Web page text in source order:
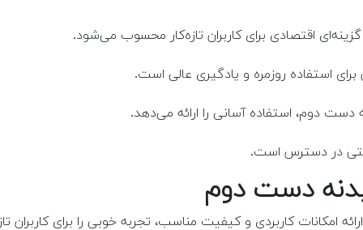
اقتصادی برای کاربران تازه‌کار محسوب می‌شود.
استفاده روزمره و یادگیری عالی است.
دوم، استفاده آسانی را ارائه می‌دهد.
در دسترس است.
امکانات کاربردی و کیفیت مناسب، تجربه خوبی را برای کاربران